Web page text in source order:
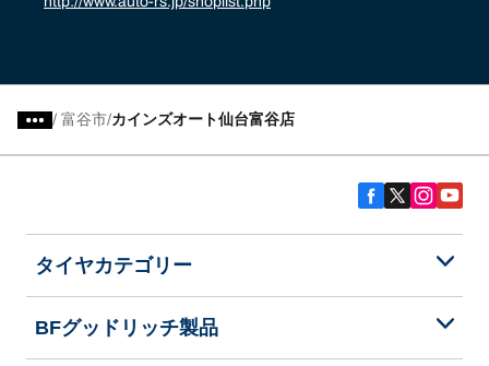
/ 富谷市 カインズオート仙台富谷店
タイヤカテゴリー
BFグッドリッチ製品